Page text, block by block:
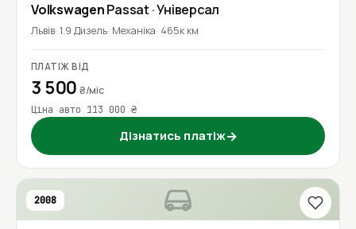
VolkswagenPassat · Універсал
Львів 1.9 Дизель Механіка 465к км
ПЛАТІЖ ВІД
3 500₴/міс
Ціна авто 113 000 ₴
Дізнатись платіж→
2008